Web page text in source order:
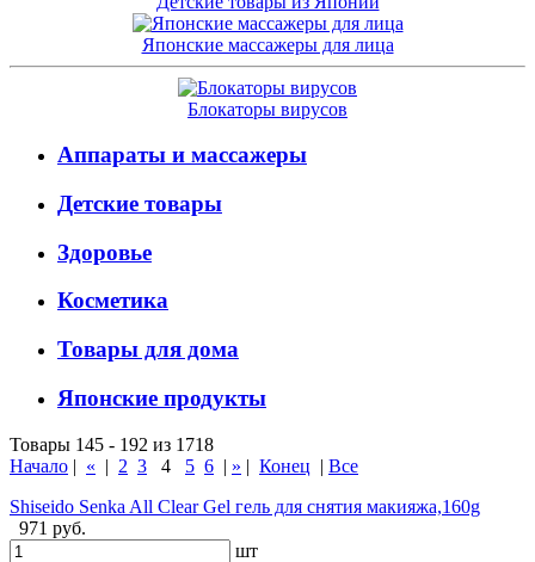
Японские массажеры для лица
Блокаторы вирусов
Аппараты и массажеры
Детские товары
Здоровье
Косметика
Товары для дома
Японские продукты
Товары 145 - 192 из 1718
Начало | « | 2 3 4 5 6 | » | Конец | Все
Shiseido Senka All Clear Gel гель для снятия макияжа,160g
971 руб.
шт